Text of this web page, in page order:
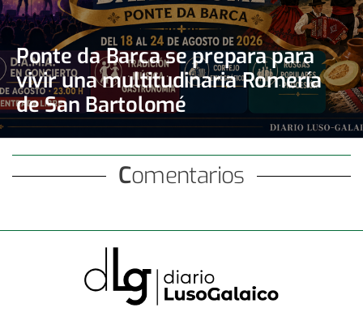
Ponte da Barca se prepara para
vivir una multitudinaria Romería
de San Bartolomé
Comentarios